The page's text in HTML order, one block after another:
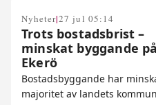
Nyheter|27 jul 05:14
Trots bostadsbrist –
minskat byggande på
Ekerö
Bostadsbyggande har
majoritet av landets